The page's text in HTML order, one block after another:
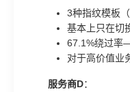
3种指纹模板
基本上只在切
67.1%绕过率
对于高价值业
服务商D：